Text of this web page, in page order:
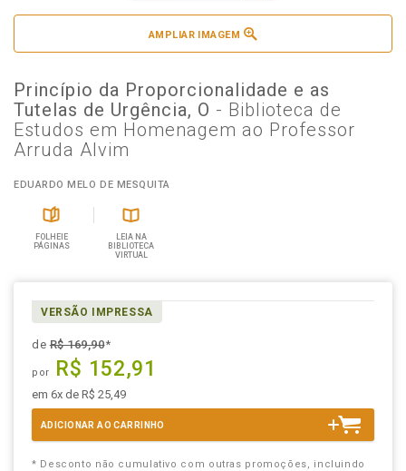
AMPLIAR IMAGEM
Princípio da Proporcionalidade e as
Tutelas de Urgência, O - Biblioteca de
Estudos em Homenagem ao Professor
Arruda Alvim
EDUARDO MELO DE MESQUITA
FOLHEIE
PÁGINAS
LEIA NA
BIBLIOTECA
VIRTUAL
VERSÃO IMPRESSA
deR$ 169,90*
por R$ 152,91
em 6x de R$ 25,49
ADICIONAR AO CARRINHO
* Desconto não cumulativo com outras promoções, incluindo